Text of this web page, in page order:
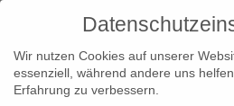
Wir nutzen Cookies auf unserer
essenziell, während andere uns
Erfahrung zu verbessern.